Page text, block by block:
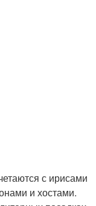
с ирисами
и хостами.